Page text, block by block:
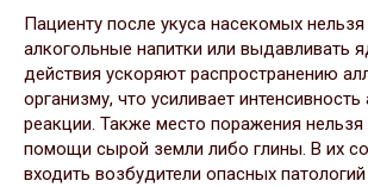
Пациенту после укуса насекомых нельзя
алкогольные напитки или выдавливать
действия ускоряют распространению
организму, что усиливает интенсивность
реакции. Также место поражения
помощи сырой земли либо глины. В их
входить возбудители опасных